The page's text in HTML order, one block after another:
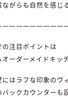
がらも自然を感じ
注目ポイントは
ーダーメイドキッ
はラフな印象のヴ
ックカウンターも